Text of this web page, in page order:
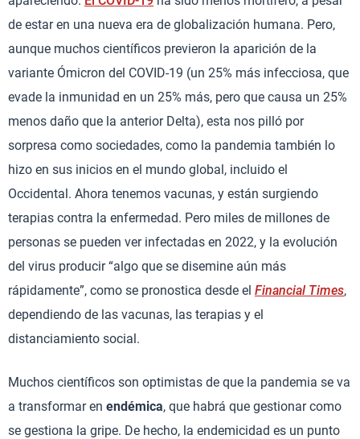
de estar en una nueva era de globalización humana. Pero,
aunque muchos científicos previeron la aparición de la
variante Ómicron del COVID-19 (un 25% más infecciosa, que
evade la inmunidad en un 25% más, pero que causa un 25%
menos daño que la anterior Delta), esta nos pilló por
sorpresa como sociedades, como la pandemia también lo
hizo en sus inicios en el mundo global, incluido el
Occidental. Ahora tenemos vacunas, y están surgiendo
terapias contra la enfermedad. Pero miles de millones de
personas se pueden ver infectadas en 2022, y la evolución
del virus producir “algo que se disemine aún más
rápidamente”, como se pronostica desde el Financial Times,
dependiendo de las vacunas, las terapias y el
distanciamiento social.
Muchos científicos son optimistas de que la pandemia se va
a transformar en endémica, que habrá que gestionar como
se gestiona la gripe. De hecho, la endemicidad es un punto